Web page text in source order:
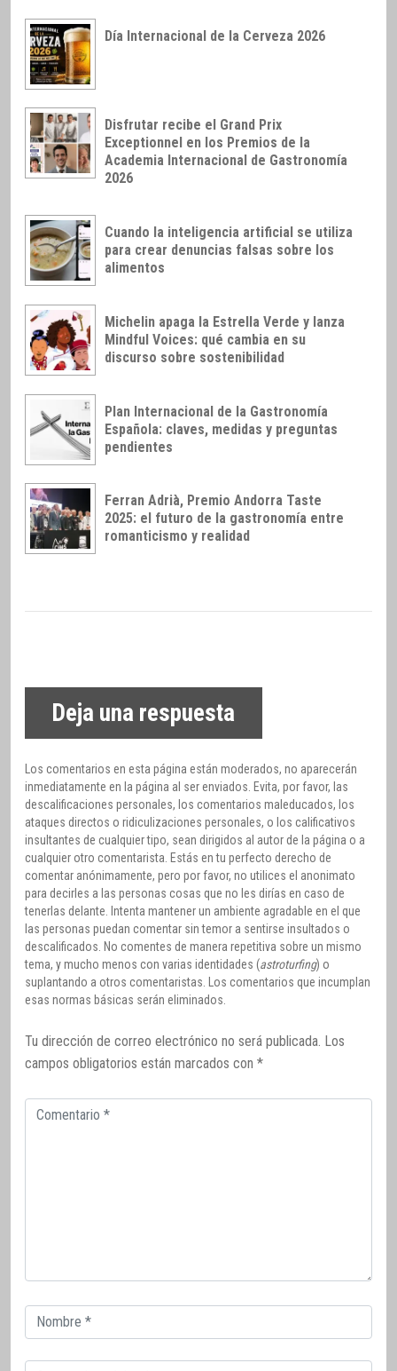
Día Internacional de la Cerveza 2026
Disfrutar recibe el Grand Prix
Exceptionnel en los Premios de la
Academia Internacional de Gastronomía
2026
Cuando la inteligencia artificial se utiliza
para crear denuncias falsas sobre los
alimentos
Michelin apaga la Estrella Verde y lanza
Mindful Voices: qué cambia en su
discurso sobre sostenibilidad
Plan Internacional de la Gastronomía
Española: claves, medidas y preguntas
pendientes
Ferran Adrià, Premio Andorra Taste
2025: el futuro de la gastronomía entre
romanticismo y realidad
Deja una respuesta
Los comentarios en esta página están moderados, no aparecerán
inmediatamente en la página al ser enviados. Evita, por favor, las
descalificaciones personales, los comentarios maleducados, los
ataques directos o ridiculizaciones personales, o los calificativos
insultantes de cualquier tipo, sean dirigidos al autor de la página o a
cualquier otro comentarista. Estás en tu perfecto derecho de
comentar anónimamente, pero por favor, no utilices el anonimato
para decirles a las personas cosas que no les dirías en caso de
tenerlas delante. Intenta mantener un ambiente agradable en el que
las personas puedan comentar sin temor a sentirse insultados o
descalificados. No comentes de manera repetitiva sobre un mismo
tema, y mucho menos con varias identidades (astroturfing) o
suplantando a otros comentaristas. Los comentarios que incumplan
esas normas básicas serán eliminados.
Tu dirección de correo electrónico no será publicada. Los
campos obligatorios están marcados con *
Comentario
Correo
electrónico